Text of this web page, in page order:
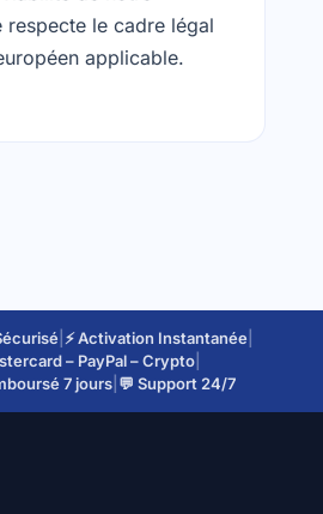
respecte le cadre légal
applicable.
| ⚡ Activation Instantanée|
– PayPal – Crypto
7 jours 💬 Support 24/7